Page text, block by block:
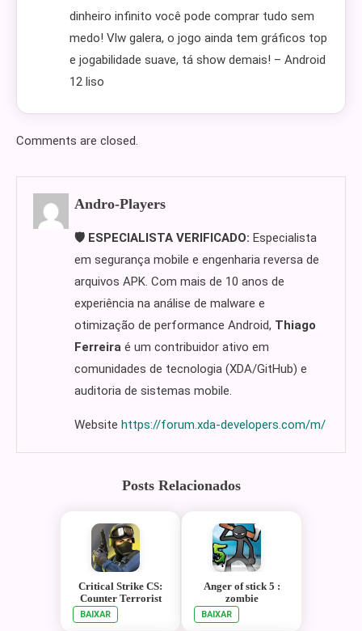
dinheiro infinito você pode comprar tudo sem
medo! Vlw galera, o jogo ainda tem gráficos top
e jogabilidade suave, tá show demais! – Android
12 liso
Comments are closed.
Andro-Players
🛡️ ESPECIALISTA VERIFICADO: Especialista
em segurança mobile e engenharia reversa de
arquivos APK. Com mais de 10 anos de
experiência na análise de malware e
otimização de performance Android, Thiago
Ferreira é um contribuidor ativo em
comunidades de tecnologia (XDA/GitHub) e
auditoria de sistemas mobile.
Website https://forum.xda-developers.com/m/
Posts Relacionados
Critical Strike CS:
Counter Terrorist
Online FPS
BAIXAR
Anger of stick 5 :
zombie
BAIXAR